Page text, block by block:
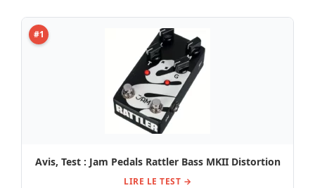
#1
Avis, Test : Jam Pedals Rattler Bass MKII Distortion
LIRE LE TEST →